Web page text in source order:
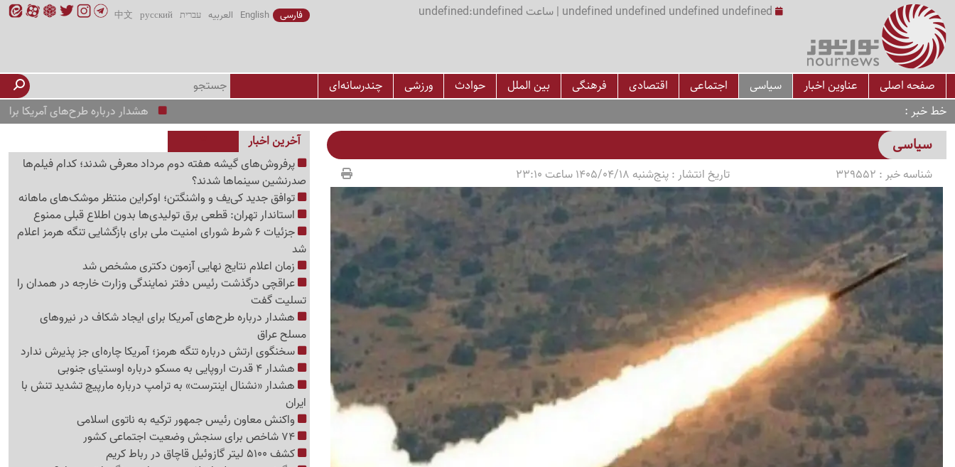
undefined undefined undefined undefined | ساعت undefined:undefined فارسی English العربیه עברית русский
中文
صفحه اصلی عناوین اخبار سیاسی اجتماعی اقتصادی فرهنگی بین الملل حوادث ورزشی
چندرسانه‌ای
خط خبر
هشدار درباره طرح‌های آمریکا برای
سیاسی
شناسه خبر : 329552 تاریخ انتشار :پنج‌شنبه 1405/04/18 ساعت 23:10
آخرین اخبار
پرفروش‌های گیشه هفته دوم مرداد معرفی شدند؛ کدام فیلم‌ها
صدرنشین سینماها شدند؟
توافق جدید کی‌یف و واشنگتن؛ اوکراین منتظر موشک‌های ماهانه
استاندار تهران: قطعی برق تولیدی‌ها بدون اطلاع قبلی ممنوع
جزئیات 6 شرط شورای امنیت ملی برای بازگشایی تنگه هرمز اعلام
شد
زمان اعلام نتایج نهایی آزمون دکتری مشخص شد
عراقچی درگذشت رئیس دفتر نمایندگی وزارت خارجه در همدان را
تسلیت گفت
هشدار درباره طرح‌های آمریکا برای ایجاد شکاف در نیروهای
مسلح عراق
سخنگوی ارتش درباره تنگه هرمز؛ آمریکا چاره‌ای جز پذیرش ندارد
هشدار 4 قدرت اروپایی به مسکو درباره اوستیای جنوبی
هشدار «نشنال اینترست» به ترامپ درباره مارپیچ تشدید تنش با
ایران
واکنش معاون رئیس جمهور ترکیه به ناتوی اسلامی
کشف 5100 لیتر گازوئیل قاچاق در رباط کریم